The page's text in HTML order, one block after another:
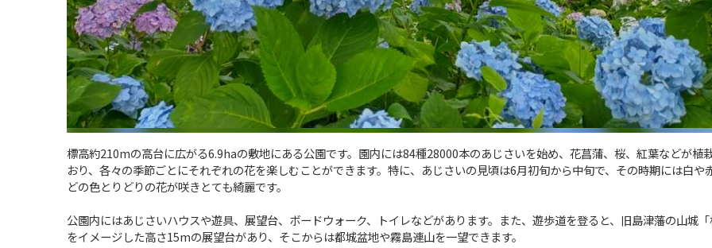
標高約210mの高台に広がる6.9haの敷地にある公園です。園内には84種28000本のあじさいを始め、花菖蒲、桜、紅葉などが植
おり、各々の季節ごとにそれぞれの花を楽しむことができます。特に、あじさいの見頃は6月初旬から中旬で、その時期には白や
どの色とりどりの花が咲きとても綺麗です。
公園内にはあじさいハウスや遊具、展望台、ボードウォーク、トイレなどがあります。また、遊歩道を登ると、旧島津藩の山城「
をイメージした高さ15mの展望台があり、そこからは都城盆地や霧島連山を一望できます。